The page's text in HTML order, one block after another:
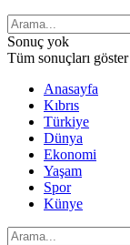
Sonuç yok
Tüm sonuçları göster
Anasayfa
Kıbrıs
Türkiye
Dünya
Ekonomi
Yaşam
Spor
Künye